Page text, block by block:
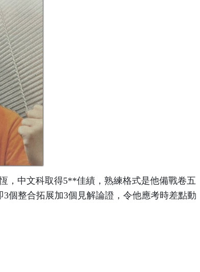
，中文科取得5**佳績，熟練格式是他備戰卷五
個整合拓展加3個見解論證，令他應考時差點動